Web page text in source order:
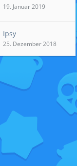
19. Januar 2019
Ipsy
25. Dezember 2018